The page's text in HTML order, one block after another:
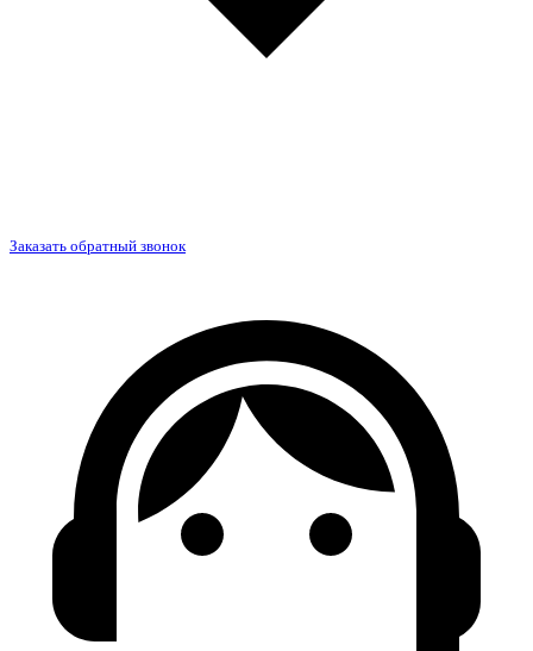
Заказать обратный звонок